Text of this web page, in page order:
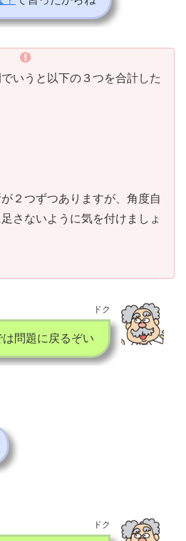
いうと以下の３つを合計した
２つずつありますが、角度自
さないように気を付けましょ
ドク
は問題に戻るぞい
ドク